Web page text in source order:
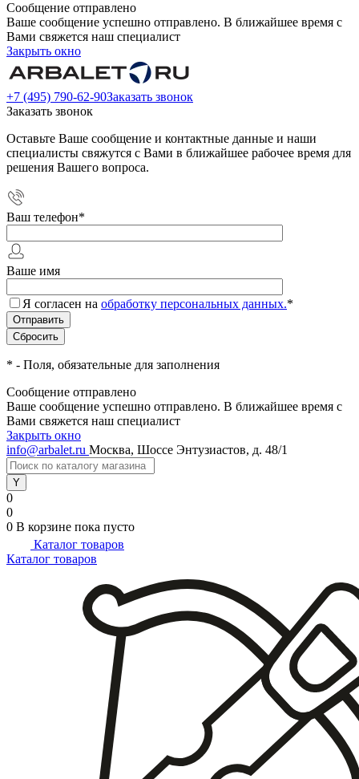
Сообщение отправлено
Ваше сообщение успешно отправлено. В ближайшее время с
Вами свяжется наш специалист
Закрыть окно
+7 (495) 790-62-90Заказать звонок
Заказать звонок
Оставьте Ваше сообщение и контактные данные и наши
специалисты свяжутся с Вами в ближайшее рабочее время для
решения Вашего вопроса.
Ваш телефон*
Ваше имя
Я согласен на обработку персональных данных.*
* - Поля, обязательные для заполнения
Сообщение отправлено
Ваше сообщение успешно отправлено. В ближайшее время с
Вами свяжется наш специалист
Закрыть окно
info@arbalet.ru Москва, Шоссе Энтузиастов, д. 48/1
0
0
0 В корзине пока пусто
Каталог товаров
Каталог товаров